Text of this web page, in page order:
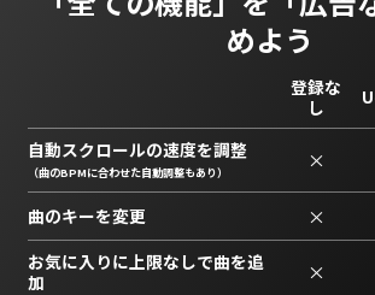
めよう
登録な
し
自動スクロールの速度を調整
（曲のBPMに合わせた自動調整もあり） ×
曲のキーを変更 ×
お気に入りに上限なしで曲を追
加
×